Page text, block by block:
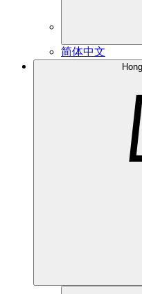
简体中文